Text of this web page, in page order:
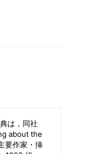
は，同社
about the
要作家・挿